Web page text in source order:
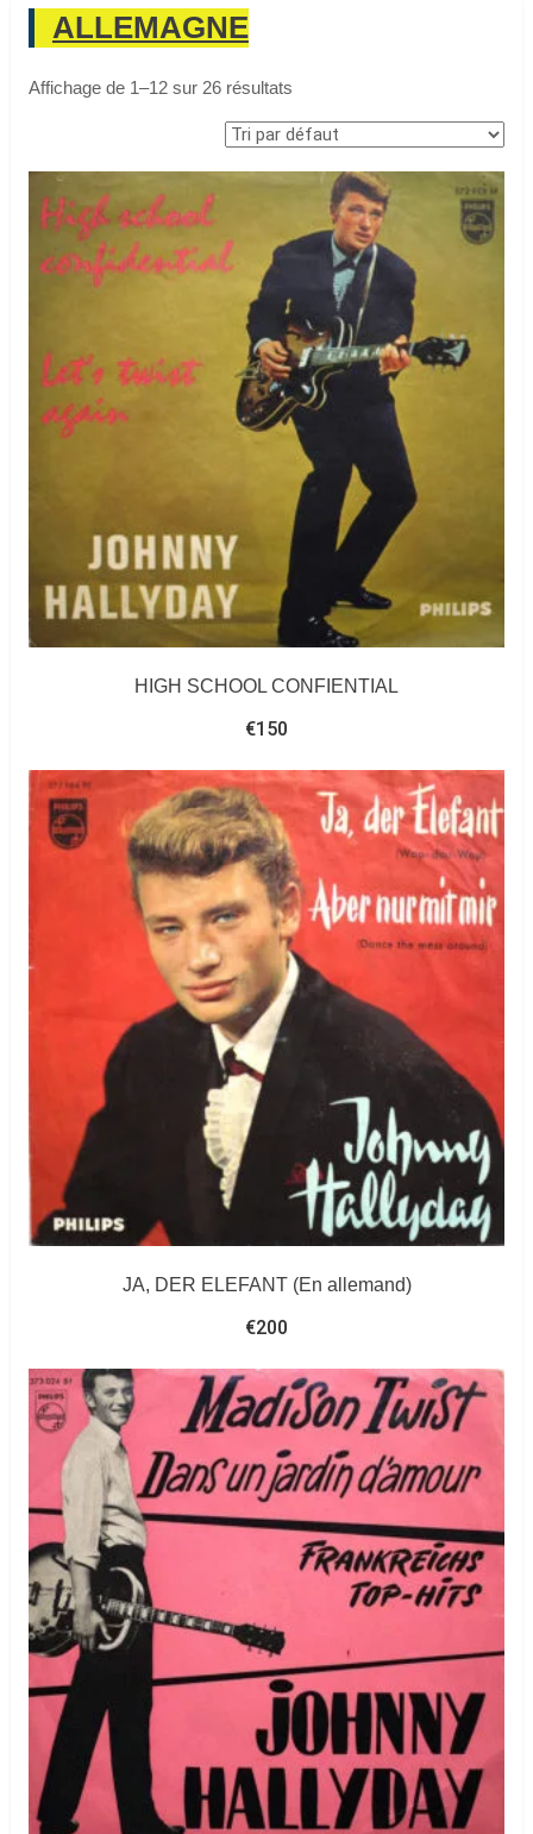
ALLEMAGNE
Affichage de 1–12 sur 26 résultats
HIGH SCHOOL CONFIENTIAL
€150
JA, DER ELEFANT (En allemand)
€200